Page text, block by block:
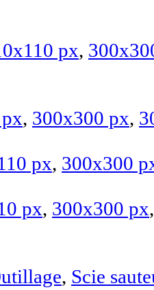
px,
, 300x300 px,
px, 300x300
px, 300x300 px
, Scie